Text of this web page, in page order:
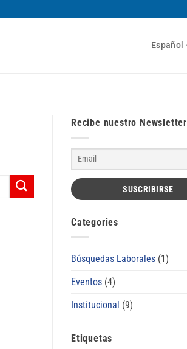
Español
Recibe nuestro Newsletter
Categories
Búsquedas Laborales (1)
Eventos (4)
Institucional (9)
Etiquetas